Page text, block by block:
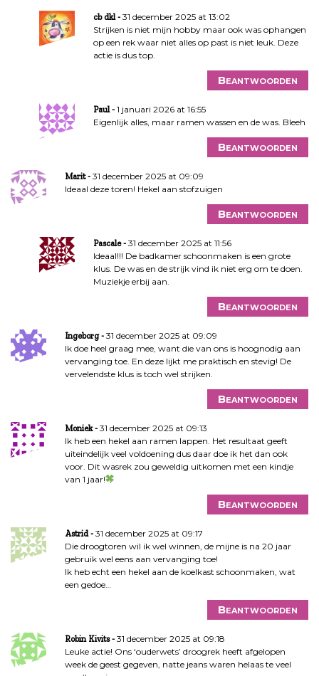
cb dkl
31 december 2025 at 13:02
Strijken is niet mijn hobby maar ook was ophangen
op een rek waar niet alles op past is niet leuk. Deze
actie is dus top.
Beantwoorden
Paul
1 januari 2026 at 16:55
Eigenlijk alles, maar ramen wassen en de was. Bleeh
Beantwoorden
Marit
31 december 2025 at 09:09
Ideaal deze toren! Hekel aan stofzuigen
Beantwoorden
Pascale
31 december 2025 at 11:56
Ideaal!!! De badkamer schoonmaken is een grote
klus. De was en de strijk vind ik niet erg om te doen.
Muziekje erbij aan.
Beantwoorden
Ingeborg
31 december 2025 at 09:09
Ik doe heel graag mee, want die van ons is hoognodig aan
vervanging toe. En deze lijkt me praktisch en stevig! De
vervelendste klus is toch wel strijken.
Beantwoorden
Moniek
31 december 2025 at 09:13
Ik heb een hekel aan ramen lappen. Het resultaat geeft
uiteindelijk veel voldoening dus daar doe ik het dan ook
voor. Dit wasrek zou geweldig uitkomen met een kindje
van 1 jaar!
Beantwoorden
Astrid
31 december 2025 at 09:17
Die droogtoren wil ik wel winnen, de mijne is na 20 jaar
gebruik wel eens aan vervanging toe!
Ik heb echt een hekel aan de koelkast schoonmaken, wat
een gedoe…
Beantwoorden
Robin Kivits
31 december 2025 at 09:18
Leuke actie! Ons ‘ouderwets’ droogrek heeft afgelopen
week de geest gegeven, natte jeans waren helaas te veel